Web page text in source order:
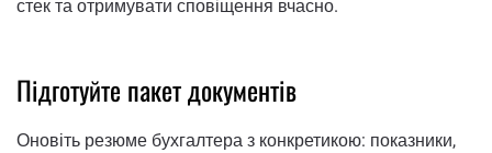
стек та отримувати сповіщення вчасно.
Підготуйте пакет документів
Оновіть резюме бухгалтера з конкретикою: показники,